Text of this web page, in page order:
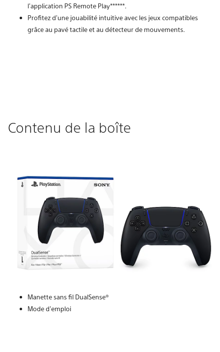
l'application PS Remote Play******.
Profitez d'une jouabilité intuitive avec les jeux compatibles
grâce au pavé tactile et au détecteur de mouvements.
Contenu de la boîte
Manette sans fil DualSense®
Mode d'emploi